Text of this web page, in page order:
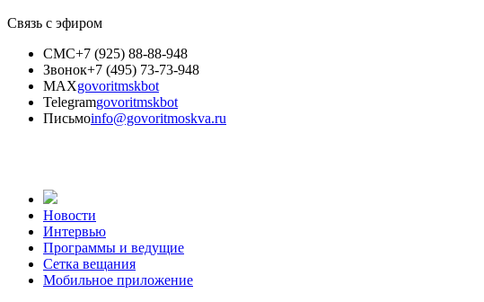
Связь с эфиром
СМС+7 (925) 88-88-948
Звонок+7 (495) 73-73-948
MAXgovoritmskbot
Telegramgovoritmskbot
Письмоinfo@govoritmoskva.ru
Новости
Интервью
Программы и ведущие
Сетка вещания
Мобильное приложение